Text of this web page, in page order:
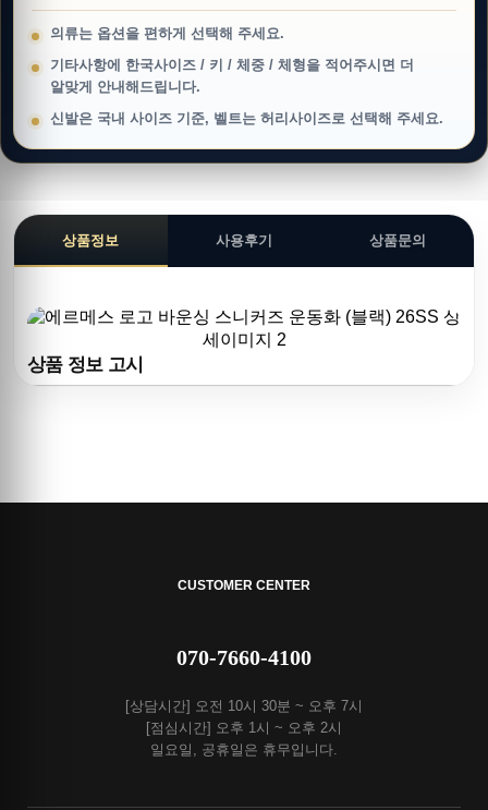
의류는 옵션을 편하게 선택해 주세요.
기타사항에 한국사이즈 / 키 / 체중 / 체형을 적어주시면 더
알맞게 안내해드립니다.
신발은 국내 사이즈 기준, 벨트는 허리사이즈로 선택해 주세요.
상품정보 사용후기 상품문의
상품 정보 고시
CUSTOMER CENTER
070-7660-4100
[상담시간] 오전 10시 30분 ~ 오후 7시
[점심시간] 오후 1시 ~ 오후 2시
일요일, 공휴일은 휴무입니다.